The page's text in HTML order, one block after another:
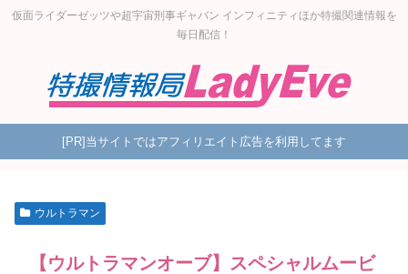
仮面ライダーゼッツや超宇宙刑事ギャバン インフィニティほか特撮関連情報を
毎日配信！
[PR]当サイトではアフィリエイト広告を利用してます
ウルトラマン
【ウルトラマンオーブ】スペシャルムービ